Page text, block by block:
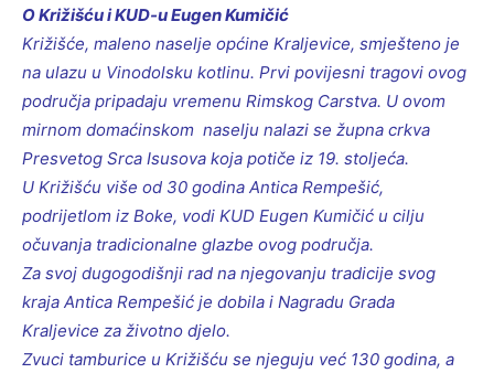
O Križišću i KUD-u Eugen Kumičić
Križišće, maleno naselje općine Kraljevice, smješteno je
na ulazu u Vinodolsku kotlinu. Prvi povijesni tragovi ovog
područja pripadaju vremenu Rimskog Carstva. U ovom
mirnom domaćinskom naselju nalazi se župna crkva
Presvetog Srca Isusova koja potiče iz 19. stoljeća.
U Križišću više od 30 godina Antica Rempešić,
podrijetlom iz Boke, vodi KUD Eugen Kumičić u cilju
očuvanja tradicionalne glazbe ovog područja.
Za svoj dugogodišnji rad na njegovanju tradicije svog
kraja Antica Rempešić je dobila i Nagradu Grada
Kraljevice za životno djelo.
Zvuci tamburice u Križišću se njeguju već 130 godina, a